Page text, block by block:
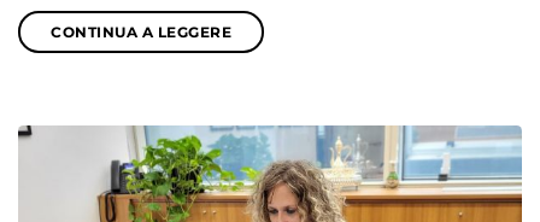
CONTINUA A LEGGERE